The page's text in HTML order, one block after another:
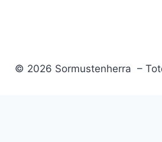
© 2026 Sormustenherra –